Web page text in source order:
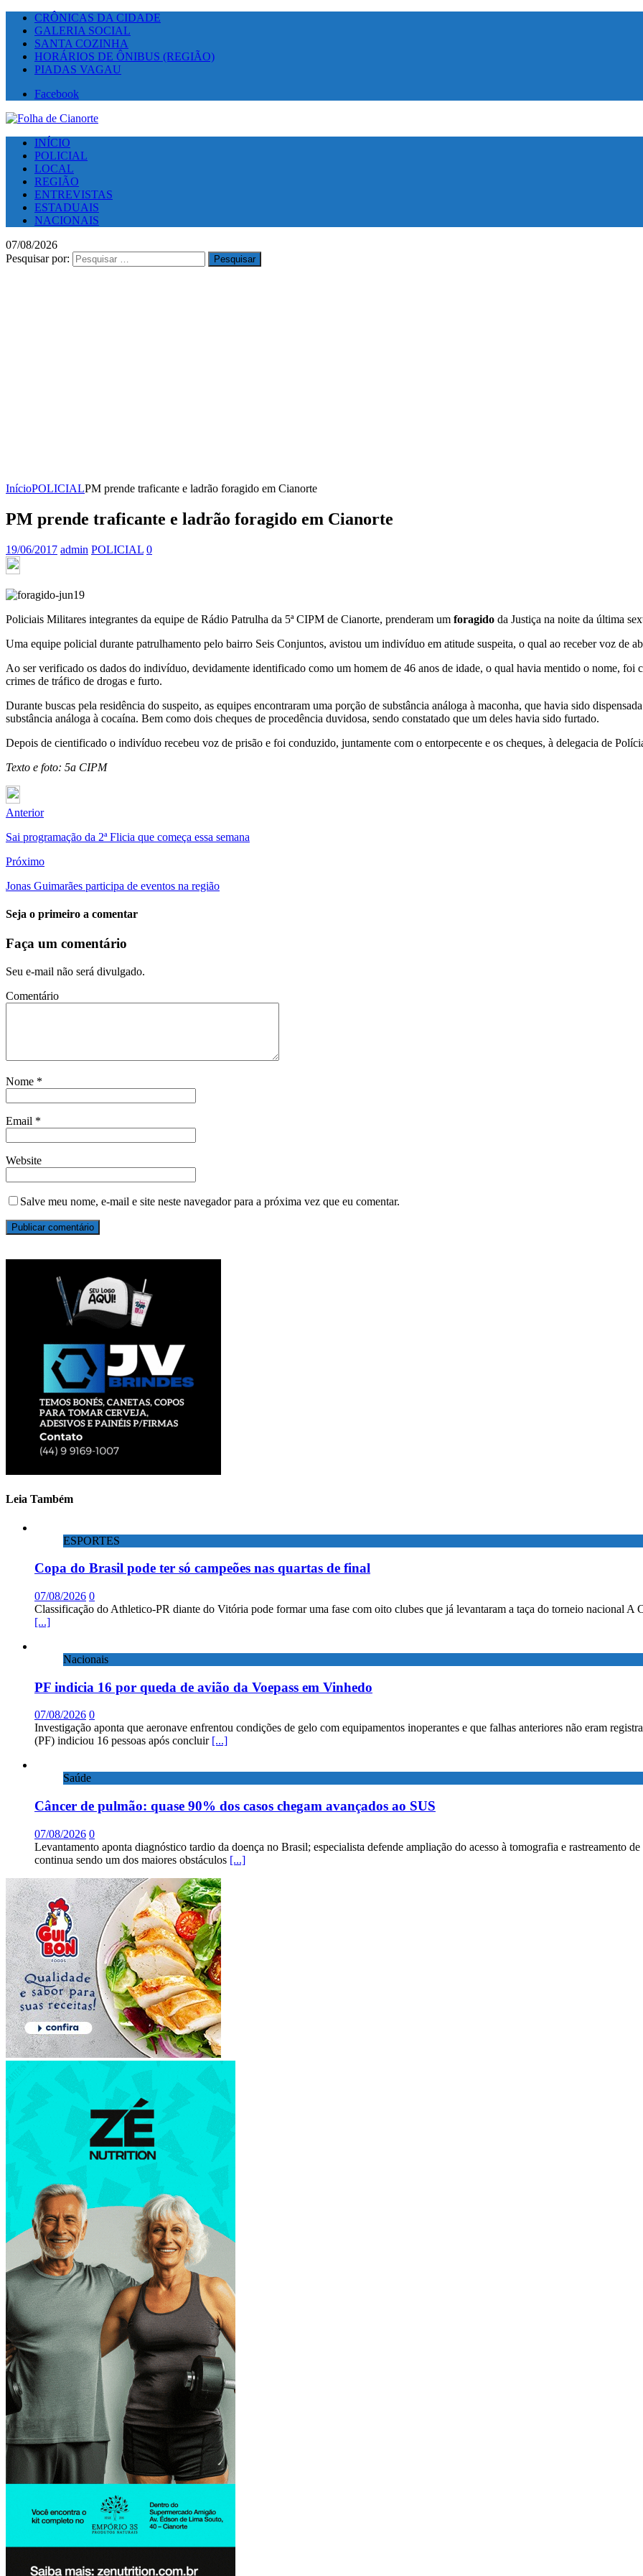
CRÔNICAS DA CIDADE
GALERIA SOCIAL
SANTA COZINHA
HORÁRIOS DE ÔNIBUS (REGIÃO)
PIADAS VAGAU
Facebook
INÍCIO
POLICIAL
LOCAL
REGIÃO
ENTREVISTAS
ESTADUAIS
NACIONAIS
07/08/2026
Pesquisar por:
InícioPOLICIALPM prende traficante e ladrão foragido em Cianorte
PM prende traficante e ladrão foragido em Cianorte
19/06/2017 admin POLICIAL 0
Policiais Militares integrantes da equipe de Rádio Patrulha da 5ª CIPM de Cianorte, prenderam um foragido da Justiça na noite da última
Uma equipe policial durante patrulhamento pelo bairro Seis Conjuntos, avistou um indivíduo em atitude suspeita, o qual ao receber voz de
Ao ser verificado os dados do indivíduo, devidamente identificado como um homem de 46 anos de idade, o qual havia mentido o nome, foi
crimes de tráfico de drogas e furto.
Durante buscas pela residência do suspeito, as equipes encontraram uma porção de substância análoga à maconha, que havia sido
substância análoga à cocaína. Bem como dois cheques de procedência duvidosa, sendo constatado que um deles havia sido furtado.
Depois de cientificado o indivíduo recebeu voz de prisão e foi conduzido, juntamente com o entorpecente e os cheques, à delegacia de
Texto e foto: 5a CIPM
Anterior
Sai programação da 2ª Flicia que começa essa semana
Próximo
Jonas Guimarães participa de eventos na região
Seja o primeiro a comentar
Faça um comentário
Seu e-mail não será divulgado.
Comentário
Nome *
Email *
Website
Salve meu nome, e-mail e site neste navegador para a próxima vez que eu comentar.
Leia Também
ESPORTES
Copa do Brasil pode ter só campeões nas quartas de final
07/08/2026 0
Classificação do Athletico-PR diante do Vitória pode formar uma fase com oito clubes que já levantaram a taça do torneio nacional A
[...]
Nacionais
PF indicia 16 por queda de avião da Voepass em Vinhedo
07/08/2026 0
Investigação aponta que aeronave enfrentou condições de gelo com equipamentos inoperantes e que falhas anteriores não eram
(PF) indiciou 16 pessoas após concluir [...]
Saúde
Câncer de pulmão: quase 90% dos casos chegam avançados ao SUS
07/08/2026 0
Levantamento aponta diagnóstico tardio da doença no Brasil; especialista defende ampliação do acesso à tomografia e rastreamento
continua sendo um dos maiores obstáculos [...]